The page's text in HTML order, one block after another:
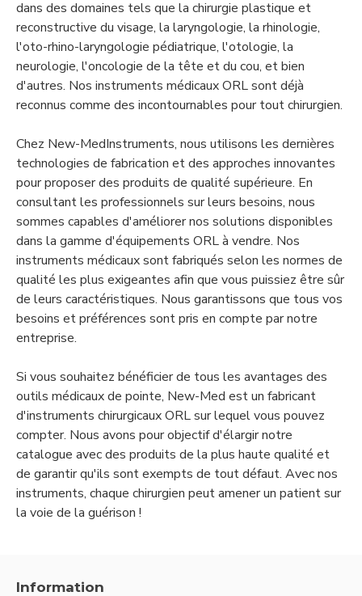
dans des domaines tels que la chirurgie plastique et
reconstructive du visage, la laryngologie, la rhinologie,
l'oto-rhino-laryngologie pédiatrique, l'otologie, la
neurologie, l'oncologie de la tête et du cou, et bien
d'autres. Nos instruments médicaux ORL sont déjà
reconnus comme des incontournables pour tout chirurgien.
Chez New-MedInstruments, nous utilisons les dernières
technologies de fabrication et des approches innovantes
pour proposer des produits de qualité supérieure. En
consultant les professionnels sur leurs besoins, nous
sommes capables d'améliorer nos solutions disponibles
dans la gamme d'équipements ORL à vendre. Nos
instruments médicaux sont fabriqués selon les normes de
qualité les plus exigeantes afin que vous puissiez être sûr
de leurs caractéristiques. Nous garantissons que tous vos
besoins et préférences sont pris en compte par notre
entreprise.
Si vous souhaitez bénéficier de tous les avantages des
outils médicaux de pointe, New-Med est un fabricant
d'instruments chirurgicaux ORL sur lequel vous pouvez
compter. Nous avons pour objectif d'élargir notre
catalogue avec des produits de la plus haute qualité et
de garantir qu'ils sont exempts de tout défaut. Avec nos
instruments, chaque chirurgien peut amener un patient sur
la voie de la guérison !
Information